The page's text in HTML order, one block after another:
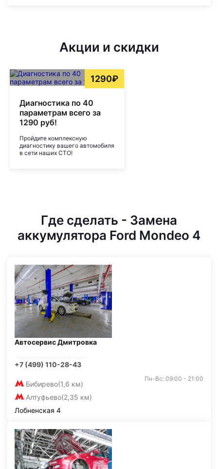
Акции и скидки
1290₽
Диагностика по 40
параметрам всего за
1290 руб!
Пройдите комплексную
диагностику вашего автомобиля
в сети наших СТО!
Где сделать - Замена
аккумулятора Ford Mondeo 4
Автосервис Дмитровка
+7 (499) 110-28-43
Бибирево(1,6 км)
Алтуфьево(2,35 км)
Пн-Вс: 09:00 - 21:00
Лобненская 4